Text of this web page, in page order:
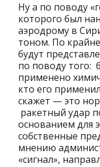
Ну а по поводу
которого был
аэродрому в
тоном. По
будут
по поводу того:
применено
кто его
скажет — это
ракетный удар
основанием для
собственные
мнению
«сигнал»,